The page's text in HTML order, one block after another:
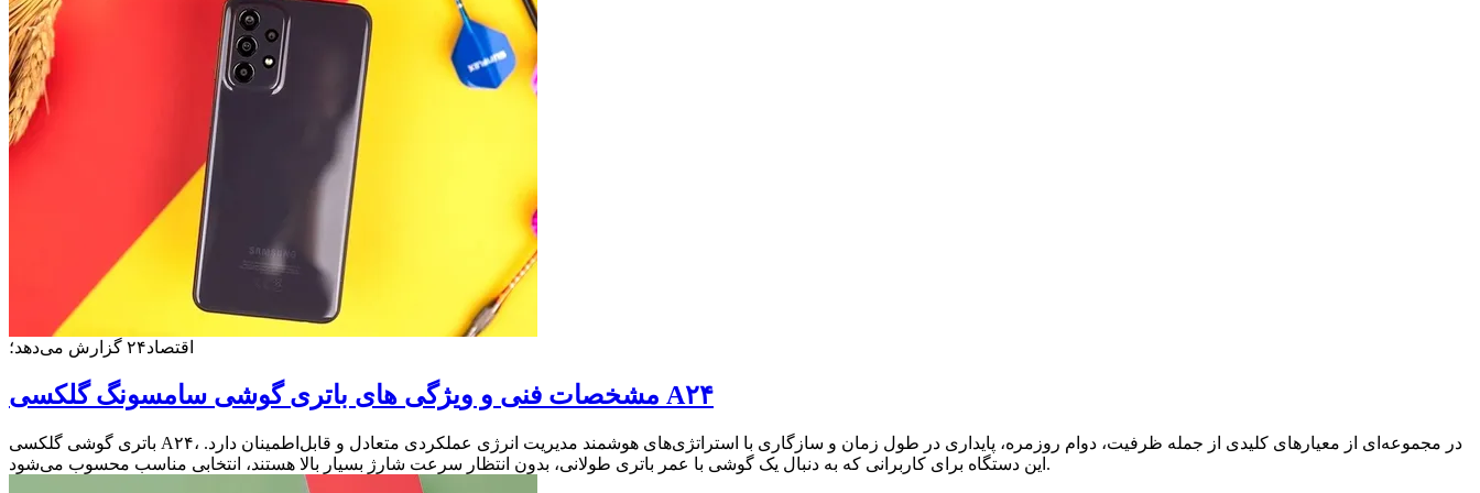
اقتصاد۲۴ گزارش می‌دهد؛
مشخصات فنی و ویژگی های باتری گوشی سامسونگ گلکسی A۲۴
باتری گوشی گلکسی A۲۴، در مجموعه‌ای از معیار‌های کلیدی از جمله ظرفیت، دوام روزمره، پایداری در طول زمان و سازگاری با استراتژی‌های هوشمند مدیریت انرژی عملکردی متعادل و قابل‌اطمینان دارد.
این دستگاه برای کاربرانی که به دنبال یک گوشی با عمر باتری طولانی، بدون انتظار سرعت شارژ بسیار بالا هستند، انتخابی مناسب محسوب می‌شود.